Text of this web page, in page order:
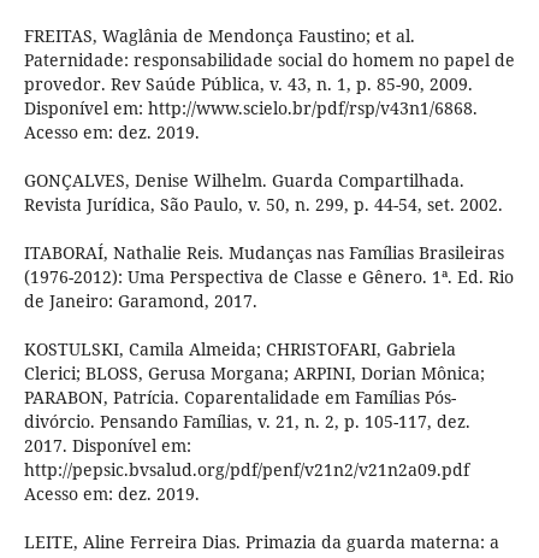
FREITAS, Waglânia de Mendonça Faustino; et al.
Paternidade: responsabilidade social do homem no papel de
provedor. Rev Saúde Pública, v. 43, n. 1, p. 85-90, 2009.
Disponível em: http://www.scielo.br/pdf/rsp/v43n1/6868.
Acesso em: dez. 2019.
GONÇALVES, Denise Wilhelm. Guarda Compartilhada.
Revista Jurídica, São Paulo, v. 50, n. 299, p. 44-54, set. 2002.
ITABORAÍ, Nathalie Reis. Mudanças nas Famílias Brasileiras
(1976-2012): Uma Perspectiva de Classe e Gênero. 1ª. Ed. Rio
de Janeiro: Garamond, 2017.
KOSTULSKI, Camila Almeida; CHRISTOFARI, Gabriela
Clerici; BLOSS, Gerusa Morgana; ARPINI, Dorian Mônica;
PARABON, Patrícia. Coparentalidade em Famílias Pós-
divórcio. Pensando Famílias, v. 21, n. 2, p. 105-117, dez.
2017. Disponível em:
http://pepsic.bvsalud.org/pdf/penf/v21n2/v21n2a09.pdf
Acesso em: dez. 2019.
LEITE, Aline Ferreira Dias. Primazia da guarda materna: a